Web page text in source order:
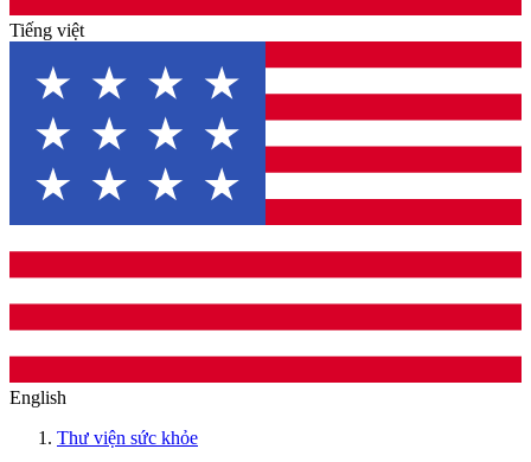
Tiếng việt
English
Thư viện sức khỏe